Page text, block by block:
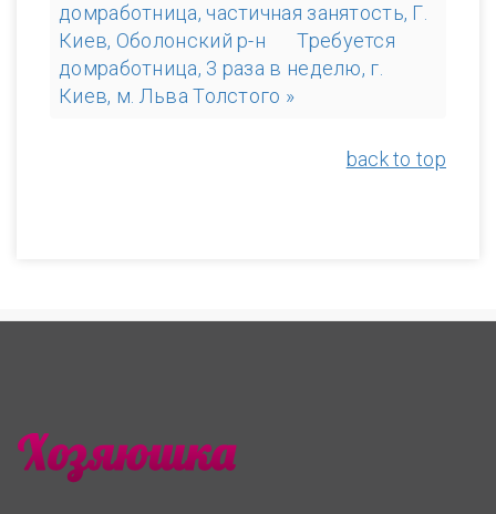
домработница, частичная занятость, Г.
Киев, Оболонский р-н
Требуется
домработница, 3 раза в неделю, г.
Киев, м. Льва Толстого »
back to top